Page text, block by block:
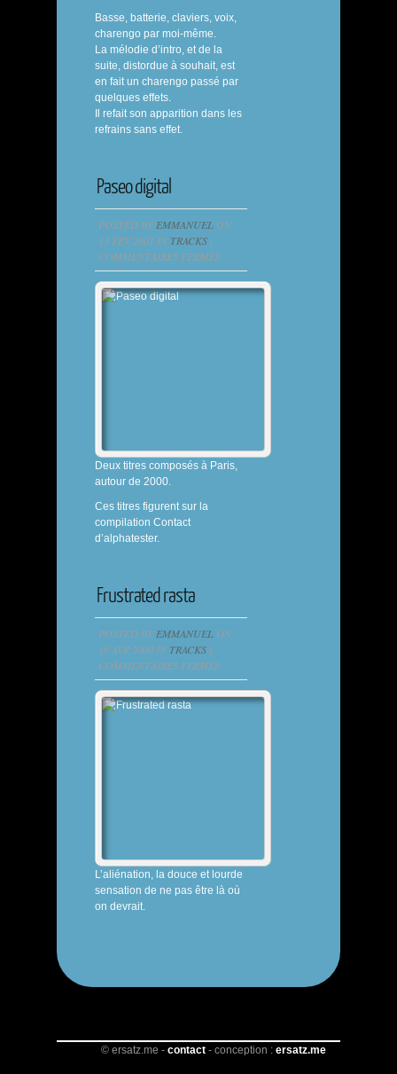
Basse, batterie, claviers, voix,
charengo par moi-même.
La mélodie d’intro, et de la
suite, distordue à souhait, est
en fait un charengo passé par
quelques effets.
Il refait son apparition dans les
refrains sans effet.
Paseo digital
POSTED BY EMMANUEL ON
13 FÉV 2001 IN TRACKS |
COMMENTAIRES FERMÉSSUR
PASEO
DIGITAL
Deux titres composés à Paris,
autour de 2000.
Ces titres figurent sur la
compilation Contact
d’alphatester.
Frustrated rasta
POSTED BY EMMANUEL ON
10 AVR 2000 IN TRACKS |
COMMENTAIRES FERMÉSSUR
FRUSTRATED
RASTA
L’aliénation, la douce et lourde
sensation de ne pas être là où
on devrait.
© ersatz.me - contact - conception : ersatz.me